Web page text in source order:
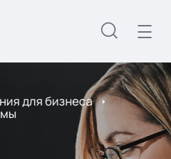
для бизнеса